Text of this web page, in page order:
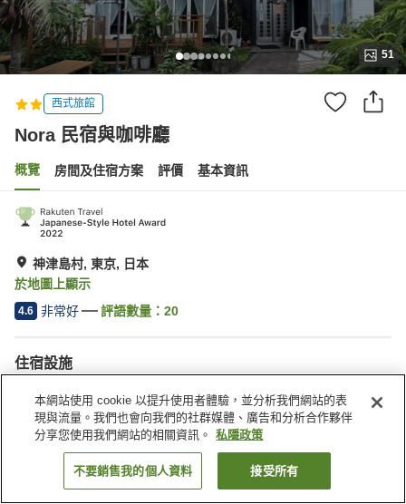
51
西式旅館
Nora 民宿與咖啡廳
概覽 房間及住宿方案 評價 基本資訊
神津島村, 東京, 日本
於地圖上顯示
4.6 非常好 評語數量： 20
住宿設施
主頁 日本 東京 神津島村 Nora 民宿與咖啡廳
找客房
本網站使用 cookie 以提升使用者體驗，並分析我們網站的表
現與流量。我們也會向我們的社群媒體、廣告和分析合作夥伴
分享您使用我們網站的相關資訊。
私隱政策
不要銷售我的個人資料 接受所有